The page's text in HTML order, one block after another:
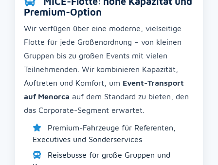
Premium-Option
Wir verfügen über eine moderne, vielseitige
Flotte für jede Größenordnung – von kleinen
Gruppen bis zu großen Events mit vielen
Teilnehmenden. Wir kombinieren Kapazität,
Auftreten und Komfort, um Event-Transport
auf Menorca auf dem Standard zu bieten, den
das Corporate-Segment erwartet.
Premium-Fahrzeuge für Referenten,
Executives und Sonderservices
Reisebusse für große Gruppen und